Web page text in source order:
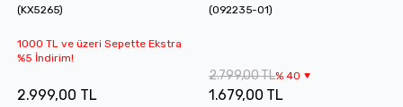
(KX5265)
1000 TL ve üzeri Sepette Ekstra
%5 İndirim!
2.999,00 TL
(092235-01)
2.799,00 TL% 40
1.679,00 TL